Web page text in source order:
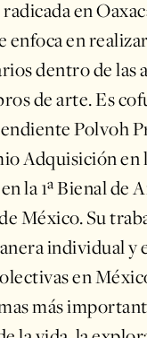
en
enfoca en
dentro de las
de arte. Es
Polvoh
Adquisición en
la 1ª Bienal de
México. Su
individual y
en
más